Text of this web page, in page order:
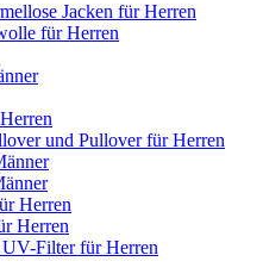
Jacken für Herren
für Herren
und Pullover für Herren
Herren
Herren
Filter für Herren